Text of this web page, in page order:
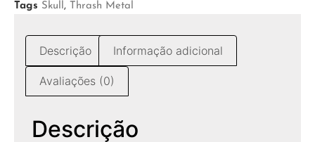
Tags Skull, Thrash Metal
Descrição Informação adicional
Avaliações (0)
Descrição